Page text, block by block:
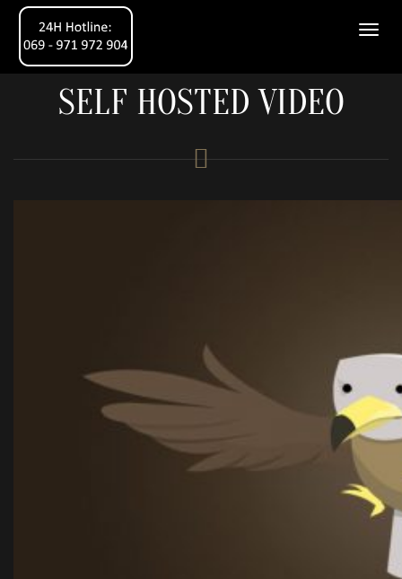
SELF HOSTED VIDEO